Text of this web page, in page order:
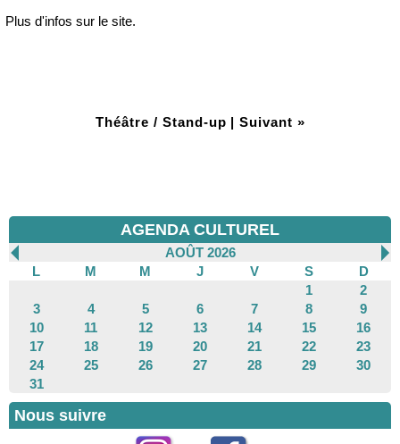
Plus d'infos sur le site.
Théâtre / Stand-up | Suivant »
AGENDA CULTUREL
AOÛT 2026
L
M M J V S
D
1
2
3
4 5 6 7 8
9
10
11 12 13 14 15
16
17
18 19 20 21 22
23
24
25 26 27 28 29
30
31
Nous suivre